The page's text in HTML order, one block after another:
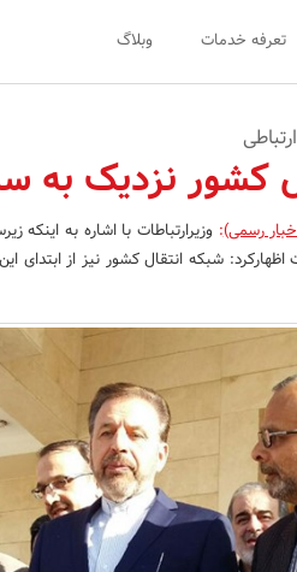
تعرفه خدمات وبلاگ
کشور نزدیک به
رسمی):
اظهارکرد: شبکه انتقال کشور نیز از